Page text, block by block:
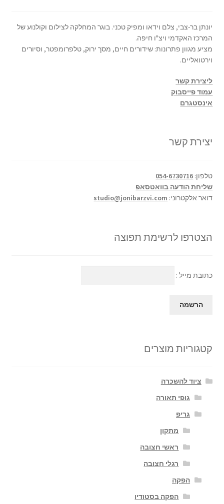
יונתן בר-צבי, צלם וידאו ומפיק טכני. בוגר המחלקה לצילום וקולנוע של
המרכז האקדמי ויצ"ו חיפה.
מציע מגוון פתרונות: שידורים חיים, מסך ירוק, טלפרומפטר, וסיורים
וירטואליים.
ליצירת קשר
עמוד פייסבוק
אינסטגרם
יצירת קשר
טלפון: 054-6730716
שליחת הודעה בוואטסאפ
דואר אלקטרוני: studio@jonibarzvi.com
הצטרפו לרשימת תפוצה
כתובת מייל :
קטגוריות מוצרים
ציוד להשכרה
גופי תאורה
גריפ
מתקון
ראשי חצובה
רגלי חצובה
הפקה
הפקה בסטודיו